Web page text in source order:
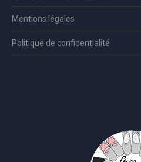
Mentions légales
Politique de confidentialité